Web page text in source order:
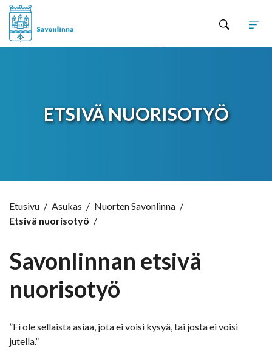
ETSIVÄ NUORISOTYÖ
Etusivu / Asukas / Nuorten Savonlinna /
Etsivä nuorisotyö /
Savonlinnan etsivä
nuorisotyö
”Ei ole sellaista asiaa, jota ei voisi kysyä, tai josta ei voisi
jutella.”